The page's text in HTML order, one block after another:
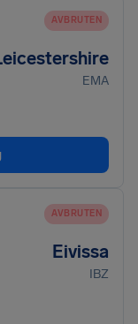
AVBRUTEN
EMA
AVBRUTEN
Eivissa
IBZ